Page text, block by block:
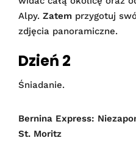
Alpy. Zatem przygotuj
zdjęcia panoramiczne.
Dzień 2
Śniadanie.
Bernina Express:
St. Moritz